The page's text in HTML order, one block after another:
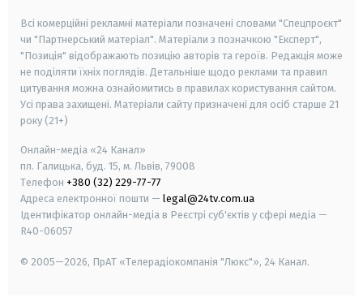
Всі комерційні рекламні матеріали позначені словами "Спецпроєкт"
чи "Партнерський матеріал". Матеріали з позначкою "Експерт",
"Позиція" відображають позицію авторів та героїв. Редакція може
не поділяти їхніх поглядів. Детальніше щодо реклами та правил
цитування можна ознайомитись в правилах користування сайтом.
Усі права захищені. Матеріали сайту призначені для осіб старше 21
року (21+)
Онлайн-медіа «24 Канал»
пл. Галицька, буд. 15, м. Львів, 79008
Телефон +380 (32) 229-77-77
Адреса електронної пошти — legal@24tv.com.ua
Ідентифікатор онлайн-медіа в Реєстрі суб'єктів у сфері медіа —
R40-06057
© 2005—2026, ПрАТ «Телерадіокомпанія "Люкс"», 24 Канал.